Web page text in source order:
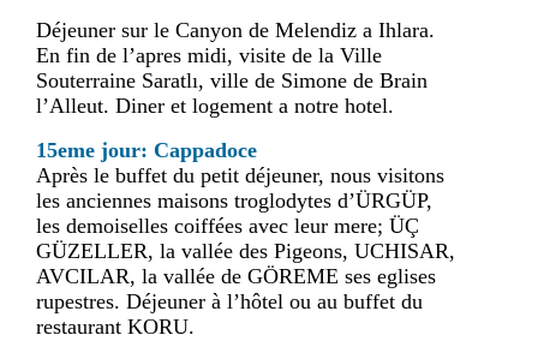
Déjeuner sur le Canyon de Melendiz a Ihlara.
En fin de l’apres midi, visite de la Ville
Souterraine Saratlı, ville de Simone de Brain
l’Alleut. Diner et logement a notre hotel.
15eme jour: Cappadoce
Après le buffet du petit déjeuner, nous visitons
les anciennes maisons troglodytes d’ÜRGÜP,
les demoiselles coiffées avec leur mere; ÜÇ
GÜZELLER, la vallée des Pigeons, UCHISAR,
AVCILAR, la vallée de GÖREME ses eglises
rupestres. Déjeuner à l’hôtel ou au buffet du
restaurant KORU.